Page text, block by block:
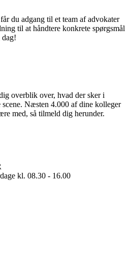
du adgang til et team af advokater
til at håndtere konkrete spørgsmål
overblik over, hvad der sker i
Næsten 4.000 af dine kolleger
med, så tilmeld dig herunder.
kl. 08.30 - 16.00